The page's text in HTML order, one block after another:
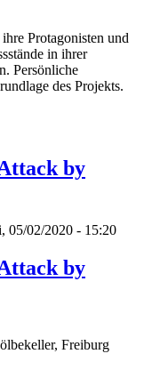
Protagonisten und
in ihrer
Persönliche
des Projekts.
by
05/02/2020 - 15:20
by
Freiburg